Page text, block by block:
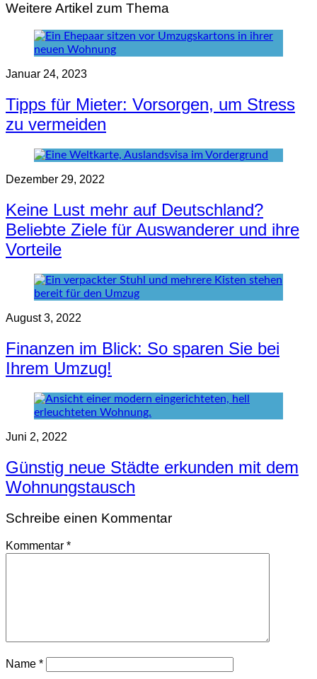
Weitere Artikel zum Thema
Januar 24, 2023
Tipps für Mieter: Vorsorgen, um Stress
zu vermeiden
Dezember 29, 2022
Keine Lust mehr auf Deutschland?
Beliebte Ziele für Auswanderer und ihre
Vorteile
August 3, 2022
Finanzen im Blick: So sparen Sie bei
Ihrem Umzug!
Juni 2, 2022
Günstig neue Städte erkunden mit dem
Wohnungstausch
Schreibe einen Kommentar
Kommentar *
Name *